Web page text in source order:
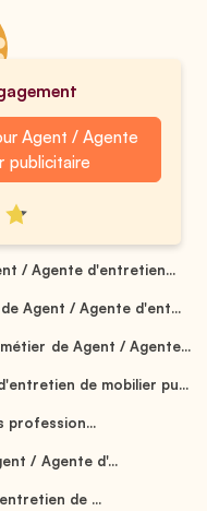
Agent / Agente
publicitaire
/ Agente d'entretien...
Agent / Agente d'ent...
de Agent / Agente...
de mobilier pu...
profession...
/ Agente d'...
de ...